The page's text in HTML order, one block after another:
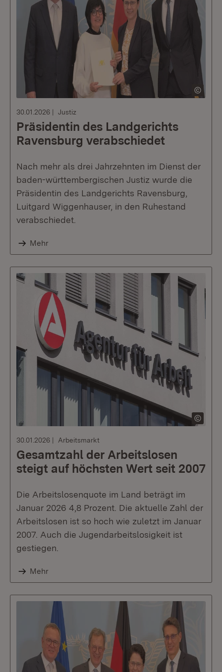
30.01.2026 Justiz
Präsidentin des Landgerichts
Ravensburg verabschiedet
Nach mehr als drei Jahrzehnten im Dienst der
baden-württembergischen Justiz wurde die
Präsidentin des Landgerichts Ravensburg,
Luitgard Wiggenhauser, in den Ruhestand
verabschiedet.
Mehr
30.01.2026 Arbeitsmarkt
Gesamtzahl der Arbeitslosen
steigt auf höchsten Wert seit 2007
Die Arbeitslosenquote im Land beträgt im
Januar 2026 4,8 Prozent. Die aktuelle Zahl der
Arbeitslosen ist so hoch wie zuletzt im Januar
2007. Auch die Jugendarbeitslosigkeit ist
gestiegen.
Mehr